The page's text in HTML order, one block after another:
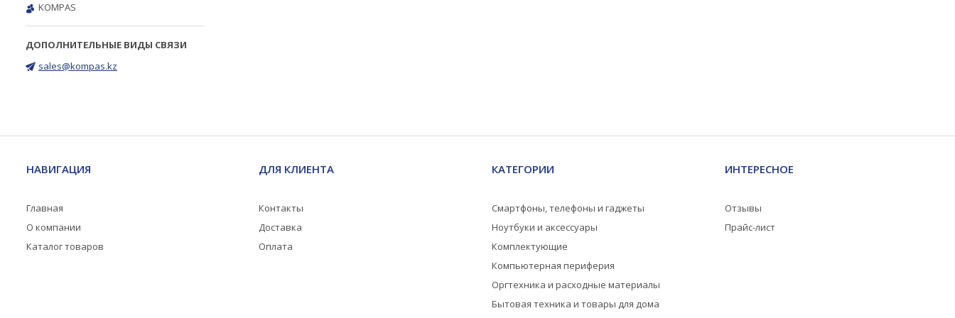
KOMPAS
sales@kompas.kz
НАВИГАЦИЯ
Главная
О компании
Каталог товаров
ДЛЯ КЛИЕНТА
Контакты
Доставка
Оплата
КАТЕГОРИИ
Смартфоны, телефоны и гаджеты
Ноутбуки и аксессуары
Комплектующие
Компьютерная периферия
Оргтехника и расходные материалы
Бытовая техника и товары для дома
ИНТЕРЕСНОЕ
Отзывы
Прайс-лист